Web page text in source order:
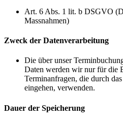
Art. 6 Abs. 1 lit. b DSGVO
Massnahmen)
Zweck der Datenverarbeitung
Die über unser
Daten werden wir nur für die
Terminanfragen, die durch
eingehen, verwenden.
Dauer der Speicherung